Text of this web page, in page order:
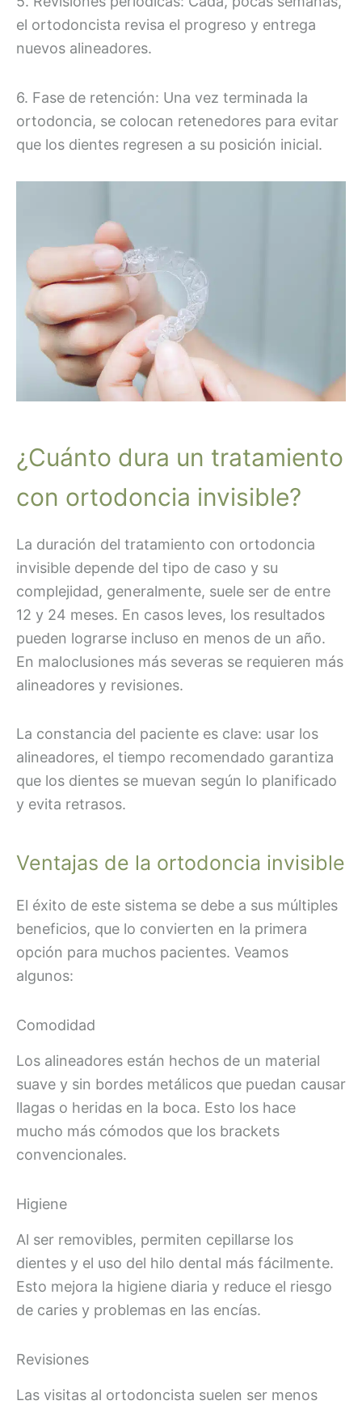
el ortodoncista revisa el progreso y entrega
nuevos alineadores.
6. Fase de retención: Una vez terminada la
ortodoncia, se colocan retenedores para evitar
que los dientes regresen a su posición inicial.
¿Cuánto dura un tratamiento
con ortodoncia invisible?
La duración del tratamiento con ortodoncia
invisible depende del tipo de caso y su
complejidad, generalmente, suele ser de entre
12 y 24 meses. En casos leves, los resultados
pueden lograrse incluso en menos de un año.
En maloclusiones más severas se requieren más
alineadores y revisiones.
La constancia del paciente es clave: usar los
alineadores, el tiempo recomendado garantiza
que los dientes se muevan según lo planificado
y evita retrasos.
Ventajas de la ortodoncia invisible
El éxito de este sistema se debe a sus múltiples
beneficios, que lo convierten en la primera
opción para muchos pacientes. Veamos
algunos:
Comodidad
Los alineadores están hechos de un material
suave y sin bordes metálicos que puedan causar
llagas o heridas en la boca. Esto los hace
mucho más cómodos que los brackets
convencionales.
Higiene
Al ser removibles, permiten cepillarse los
dientes y el uso del hilo dental más fácilmente.
Esto mejora la higiene diaria y reduce el riesgo
de caries y problemas en las encías.
Revisiones
Las visitas al ortodoncista suelen ser menos